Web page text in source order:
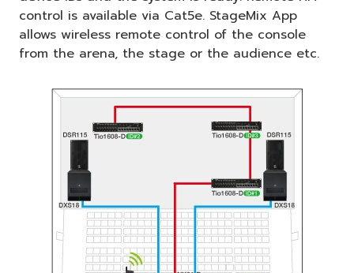
control is available via Cat5e. StageMix App
allows wireless remote control of the console
from the arena, the stage or the audience etc.